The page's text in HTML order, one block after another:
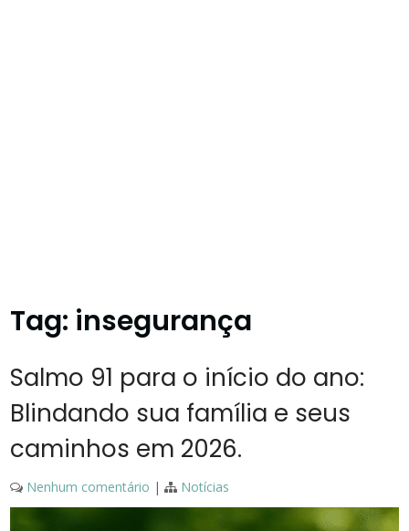
Tag: insegurança
Salmo 91 para o início do ano:
Blindando sua família e seus
caminhos em 2026.
Nenhum comentário | Notícias